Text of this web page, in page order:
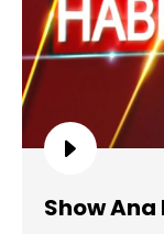
Show Ana